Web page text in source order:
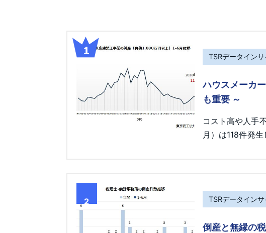
TSRデータインサ
ハウスメーカ
も重要 ～
コスト高や人手
月）は118件発
2 TSRデータインサ
倒産と無縁の